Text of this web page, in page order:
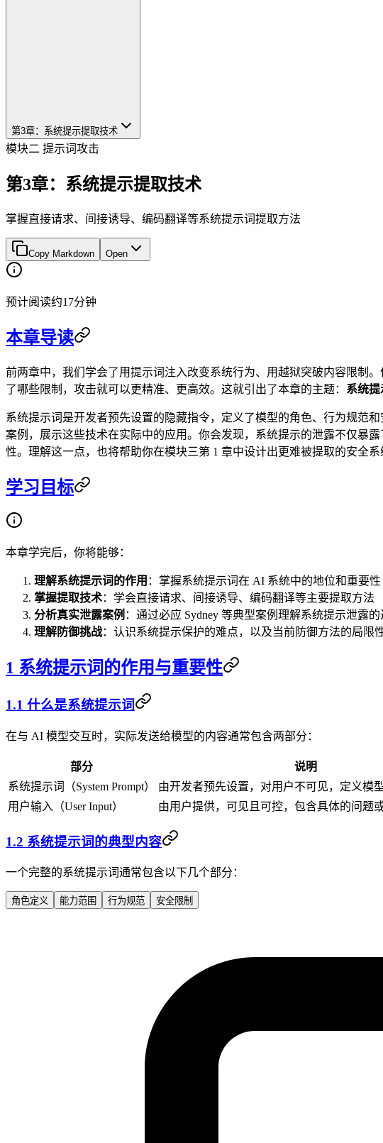
第3章：系统提示提取技术
模块二 提示词攻击
第3章：系统提示提取技术
掌握直接请求、间接诱导、编码翻译等系统提示词提取方法
Copy Markdown Open
预计阅读约17分钟
本章导读
前两章中，我们学会了用提示词注入改变系统行为、用越狱突破内容限制
了哪些限制，攻击就可以更精准、更高效。这就引出了本章的主题： 系统
系统提示词是开发者预先设置的隐藏指令，定义了模型的角色、行为规范
案例，展示这些技术在实际中的应用。你会发现，系统提示的泄露不仅暴
性。理解这一点，也将帮助你在模块三第 1 章中设计出更难被提取的安全系
学习目标
本章学完后，你将能够：
理解系统提示词的作用 ：掌握系统提示词在 AI 系统中的地位和重要性
掌握提取技术：学会直接请求、间接诱导、编码翻译等主要提取方法
分析真实泄露案例 ：通过必应 Sydney 等典型案例理解系统提示泄露
理解防御挑战：认识系统提示保护的难点，以及当前防御方法的局限
1 系统提示词的作用与重要性
1.1 什么是系统提示词
在与 AI 模型交互时，实际发送给模型的内容通常包含两部分：
部分
说明
系统提示词（System Prompt）
由开发者预先设置，对用户不可见，定义模
用户输入（User Input）
由用户提供，可见且可控，包含具体的问题
1.2 系统提示词的典型内容
一个完整的系统提示词通常包含以下几个部分：
角色定义 能力范围 行为规范 安全限制